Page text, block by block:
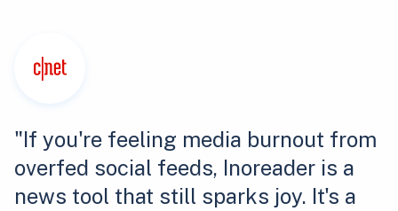
"If you're feeling media burnout from
overfed social feeds, Inoreader is a
news tool that still sparks joy. It's a